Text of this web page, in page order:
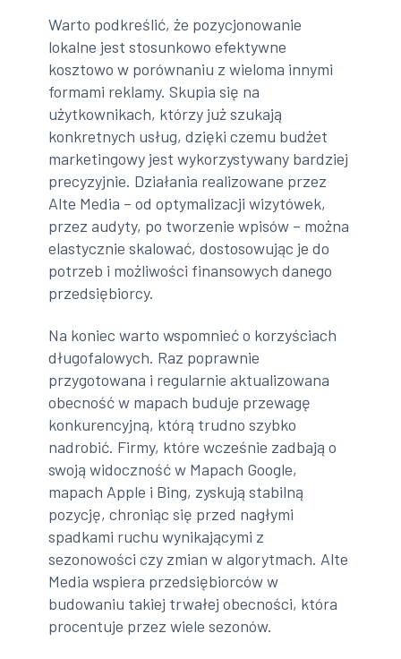
Warto podkreślić, że pozycjonowanie
lokalne jest stosunkowo efektywne
kosztowo w porównaniu z wieloma innymi
formami reklamy. Skupia się na
użytkownikach, którzy już szukają
konkretnych usług, dzięki czemu budżet
marketingowy jest wykorzystywany bardziej
precyzyjnie. Działania realizowane przez
Alte Media – od optymalizacji wizytówek,
przez audyty, po tworzenie wpisów – można
elastycznie skalować, dostosowując je do
potrzeb i możliwości finansowych danego
przedsiębiorcy.
Na koniec warto wspomnieć o korzyściach
długofalowych. Raz poprawnie
przygotowana i regularnie aktualizowana
obecność w mapach buduje przewagę
konkurencyjną, którą trudno szybko
nadrobić. Firmy, które wcześnie zadbają o
swoją widoczność w Mapach Google,
mapach Apple i Bing, zyskują stabilną
pozycję, chroniąc się przed nagłymi
spadkami ruchu wynikającymi z
sezonowości czy zmian w algorytmach. Alte
Media wspiera przedsiębiorców w
budowaniu takiej trwałej obecności, która
procentuje przez wiele sezonów.